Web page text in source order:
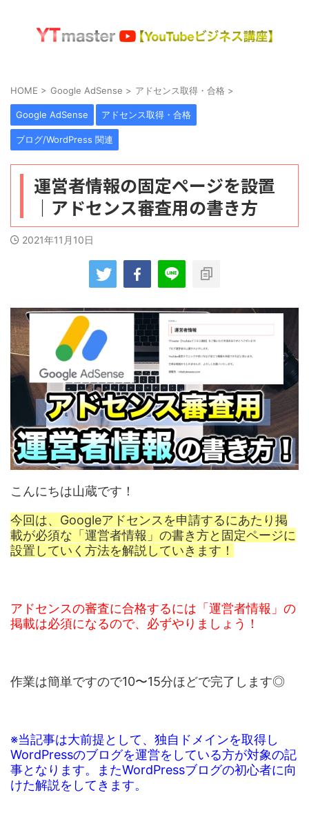
HOME > Google AdSense > アドセンス取得・合格 >
Google AdSense アドセンス取得・合格
ブログ/WordPress 関連
運営者情報の固定ページを設置
｜アドセンス審査用の書き方
2021年11月10日
こんにちは山蔵です！
今回は、Googleアドセンスを申請するにあたり掲
載が必須な「運営者情報」の書き方と固定ページに
設置していく方法を解説していきます！
アドセンスの審査に合格するには「運営者情報」の
掲載は必須になるので、必ずやりましょう！
作業は簡単ですので10〜15分ほどで完了します◎
※当記事は大前提として、独自ドメインを取得し
WordPressのブログを運営をしている方が対象の記
事となります。またWordPressブログの初心者に向
けた解説をしてきます。